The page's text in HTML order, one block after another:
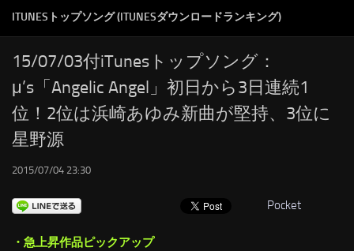
RSS
LINKS
ITUNESトップソング (ITUNESダウンロードランキング)
15/07/03付iTunesトップソング：
μ’s「Angelic Angel」初日から3日連続1
位！2位は浜崎あゆみ新曲が堅持、3位に
星野源
2015/07/04 23:30
Pocket
・急上昇作品ピックアップ